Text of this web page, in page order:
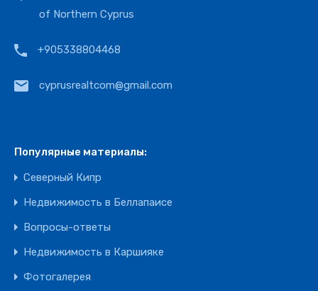
of Northern Cyprus
+905338804468
cyprusrealtcom@gmail.com
Популярные материалы:
Северный Кипр
Недвижимость в Беллапаисе
Вопросы-ответы
Недвижимость в Каршияке
Фотогалерея